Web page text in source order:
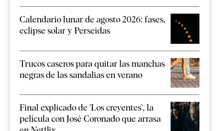
Calendario lunar de agosto 2026: fases,
eclipse solar y Perseidas
Trucos caseros para quitar las manchas
negras de las sandalias en verano
Final explicado de 'Los creyentes', la
película con José Coronado que arrasa